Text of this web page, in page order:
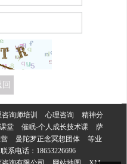
询师培训 心理咨询
精神分
堂 催眠-个人成长技术课
萨
曼陀罗正念冥想团体
等业
系电话： 18653226696